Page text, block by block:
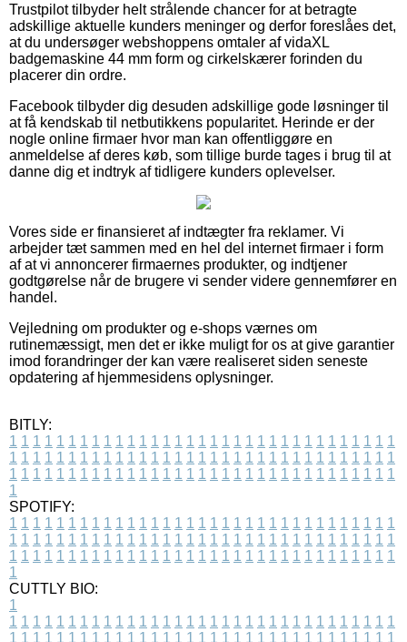
Trustpilot tilbyder helt strålende chancer for at betragte
adskillige aktuelle kunders meninger og derfor foreslåes det,
at du undersøger webshoppens omtaler af vidaXL
badgemaskine 44 mm form og cirkelskærer forinden du
placerer din ordre.
Facebook tilbyder dig desuden adskillige gode løsninger til
at få kendskab til netbutikkens popularitet. Herinde er der
nogle online firmaer hvor man kan offentliggøre en
anmeldelse af deres køb, som tillige burde tages i brug til at
danne dig et indtryk af tidligere kunders oplevelser.
Vores side er finansieret af indtægter fra reklamer. Vi
arbejder tæt sammen med en hel del internet firmaer i form
af at vi annoncerer firmaernes produkter, og indtjener
godtgørelse når de brugere vi sender videre gennemfører en
handel.
Vejledning om produkter og e-shops værnes om
rutinemæssigt, men det er ikke muligt for os at give garantier
imod forandringer der kan være realiseret siden seneste
opdatering af hjemmesidens oplysninger.
BITLY:
1 1 1 1 1 1 1 1 1 1 1 1 1 1 1 1 1 1 1 1 1 1 1 1 1 1 1 1 1 1 1 1 1
1 1 1 1 1 1 1 1 1 1 1 1 1 1 1 1 1 1 1 1 1 1 1 1 1 1 1 1 1 1 1 1 1
1 1 1 1 1 1 1 1 1 1 1 1 1 1 1 1 1 1 1 1 1 1 1 1 1 1 1 1 1 1 1 1 1
1
SPOTIFY:
1 1 1 1 1 1 1 1 1 1 1 1 1 1 1 1 1 1 1 1 1 1 1 1 1 1 1 1 1 1 1 1 1
1 1 1 1 1 1 1 1 1 1 1 1 1 1 1 1 1 1 1 1 1 1 1 1 1 1 1 1 1 1 1 1 1
1 1 1 1 1 1 1 1 1 1 1 1 1 1 1 1 1 1 1 1 1 1 1 1 1 1 1 1 1 1 1 1 1
1
CUTTLY BIO:
1
1 1 1 1 1 1 1 1 1 1 1 1 1 1 1 1 1 1 1 1 1 1 1 1 1 1 1 1 1 1 1 1 1
1 1 1 1 1 1 1 1 1 1 1 1 1 1 1 1 1 1 1 1 1 1 1 1 1 1 1 1 1 1 1 1 1